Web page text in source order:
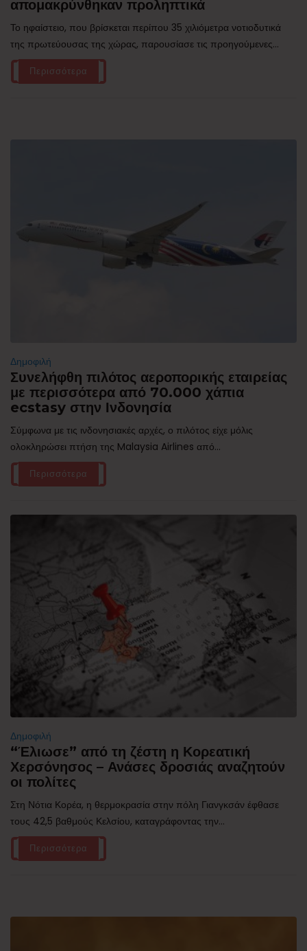
απομακρύνθηκαν προληπτικά
Το ηφαίστειο, που βρίσκεται περίπου 35 χιλιόμετρα νοτιοδυτικά
της πρωτεύουσας της χώρας, παρουσίασε τις προηγούμενες...
Περισσότερα
Δημοφιλή
Συνελήφθη πιλότος αεροπορικής εταιρείας
με περισσότερα από 70.000 χάπια
ecstasy στην Ινδονησία
Σύμφωνα με τις ινδονησιακές αρχές, ο πιλότος είχε μόλις
ολοκληρώσει πτήση της Malaysia Airlines από...
Περισσότερα
Δημοφιλή
“Έλιωσε” από τη ζέστη η Κορεατική
Χερσόνησος – Ανάσες δροσιάς αναζητούν
οι πολίτες
Στη Νότια Κορέα, η θερμοκρασία στην πόλη Γιανγκσάν έφθασε
τους 42,5 βαθμούς Κελσίου, καταγράφοντας την...
Περισσότερα